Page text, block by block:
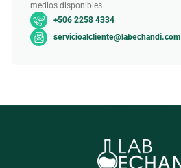
medios disponibles
+506 2258 4334
servicioalcliente@labechandi.com